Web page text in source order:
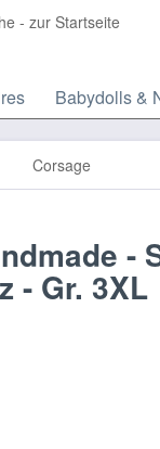
Babydolls &
Corsage
-
- Gr. 3XL